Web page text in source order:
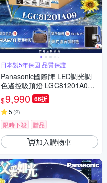
日本製5年保固 品質保證
Panasonic國際牌 LED調光調
色遙控吸頂燈 LGC81201A09
經典大光量70.6W 日本製
$9,990 66折
5 (2)
限時下殺 贈品
加入購物車